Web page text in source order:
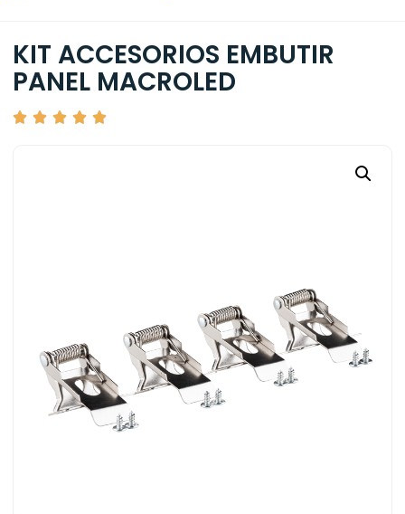
KIT ACCESORIOS EMBUTIR
PANEL MACROLED